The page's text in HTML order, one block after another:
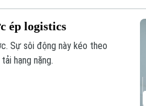
ép logistics
Sự sôi động này kéo theo
hạng nặng.